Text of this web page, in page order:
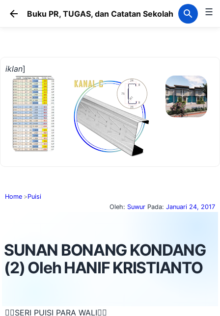
Langsung ke konten utama
Buku PR, TUGAS, dan Catatan Sekolah ☰
iklan]
SUNAN BONANG KONDANG
(2) Oleh HANIF KRISTIANTO
SERI PUISI PARA WALI